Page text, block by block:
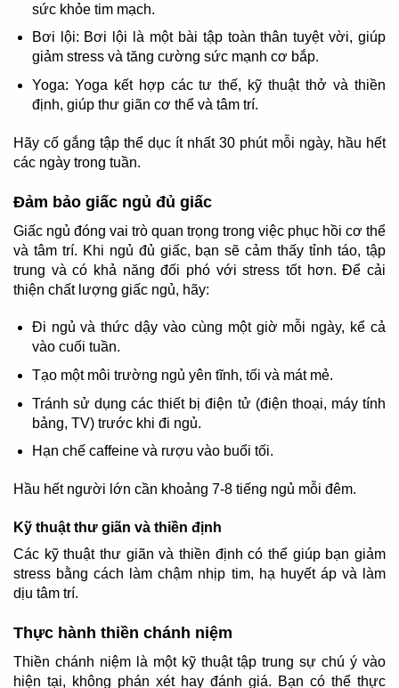
sức khỏe tim mạch.
Bơi lội: Bơi lội là một bài tập toàn thân tuyệt vời, giúp
giảm stress và tăng cường sức mạnh cơ bắp.
Yoga: Yoga kết hợp các tư thế, kỹ thuật thở và thiền
định, giúp thư giãn cơ thể và tâm trí.
Hãy cố gắng tập thể dục ít nhất 30 phút mỗi ngày, hầu hết
các ngày trong tuần.
Đảm bảo giấc ngủ đủ giấc
Giấc ngủ đóng vai trò quan trọng trong việc phục hồi cơ thể
và tâm trí. Khi ngủ đủ giấc, bạn sẽ cảm thấy tỉnh táo, tập
trung và có khả năng đối phó với stress tốt hơn. Để cải
thiện chất lượng giấc ngủ, hãy:
Đi ngủ và thức dậy vào cùng một giờ mỗi ngày, kể cả
vào cuối tuần.
Tạo một môi trường ngủ yên tĩnh, tối và mát mẻ.
Tránh sử dụng các thiết bị điện tử (điện thoại, máy tính
bảng, TV) trước khi đi ngủ.
Hạn chế caffeine và rượu vào buổi tối.
Hầu hết người lớn cần khoảng 7-8 tiếng ngủ mỗi đêm.
Kỹ thuật thư giãn và thiền định
Các kỹ thuật thư giãn và thiền định có thể giúp bạn giảm
stress bằng cách làm chậm nhịp tim, hạ huyết áp và làm
dịu tâm trí.
Thực hành thiền chánh niệm
Thiền chánh niệm là một kỹ thuật tập trung sự chú ý vào
hiện tại, không phán xét hay đánh giá. Bạn có thể thực